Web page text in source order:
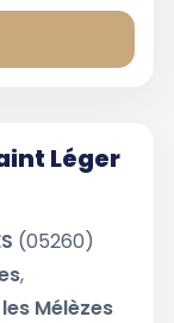
Léger
(05260)
,
Mélèzes